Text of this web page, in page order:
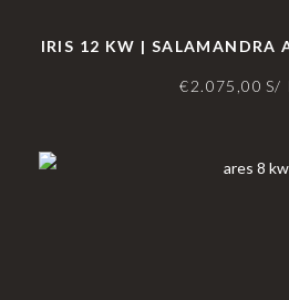
IRIS 12 KW | SALAMANDRA
€2.075,00 S/